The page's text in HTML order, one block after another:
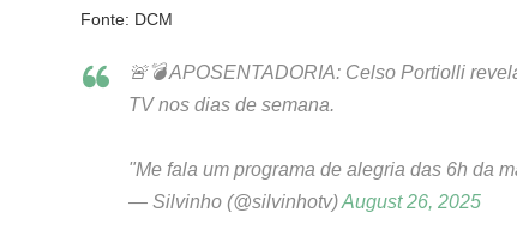
Fonte: DCM
🚨💣 APOSENTADORIA: Celso Portiolli
TV nos dias de semana.
"Me fala um programa de alegria das 6h da
— Silvinho (@silvinhotv)August 26, 2025